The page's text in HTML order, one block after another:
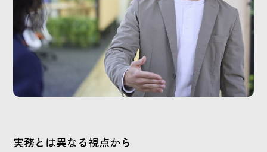
実務とは異なる視点から